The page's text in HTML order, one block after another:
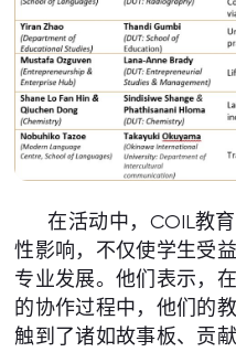
在活动中，COIL教
性影响，不仅使学生受
专业发展。他们表示，
的协作过程中，他们的
触到了诸如故事板、贡